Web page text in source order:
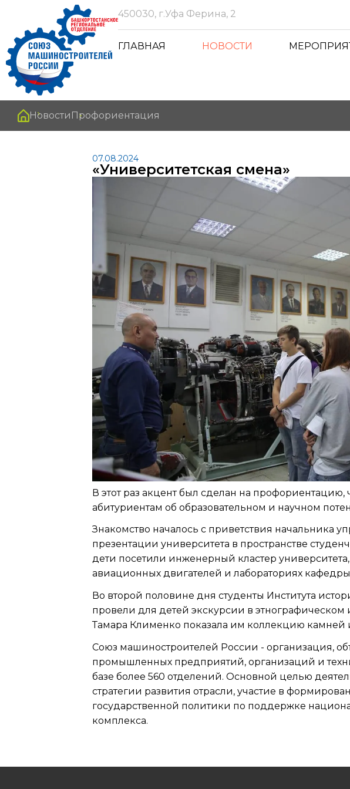
450030, г.Уфа Ферина, 2
ГЛАВНАЯ НОВОСТИ
Новости Профориентация
07.08.2024
«Университетская смена»
В этот раз акцент был сделан на профориентацию,
абитуриентам об образовательном и научном
Знакомство началось с приветствия начальника
презентации университета в пространстве
дети посетили инженерный кластер
авиационных двигателей и лабораториях
Во второй половине дня студенты Института
провели для детей экскурсии в этнографическом
Тамара Клименко показала им коллекцию камней
Союз машиностроителей России - организация,
промышленных предприятий, организаций и
базе более 560 отделений. Основной целью
стратегии развития отрасли, участие в
государственной политики по поддержке
комплекса.